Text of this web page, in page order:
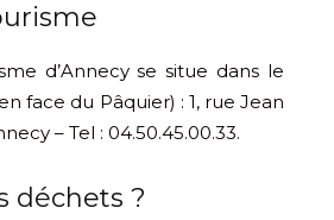
d’Annecy se situe dans le
face du Pâquier) : 1, rue Jean
– Tel : 04.50.45.00.33.
déchets ?